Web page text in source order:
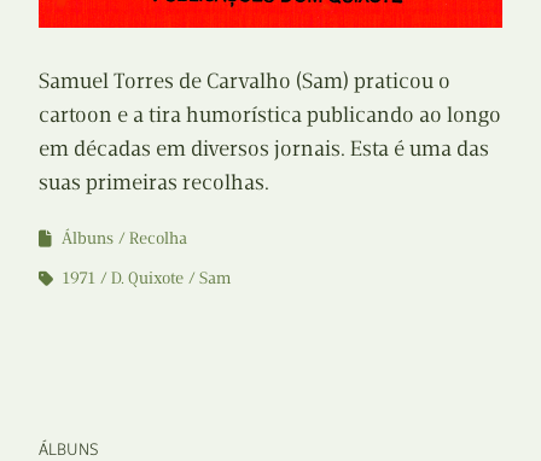
Samuel Torres de Carvalho (Sam) praticou o
cartoon e a tira humorística publicando ao longo
em décadas em diversos jornais. Esta é uma das
suas primeiras recolhas.
Álbuns
Recolha
1971
D. Quixote Sam
ÁLBUNS